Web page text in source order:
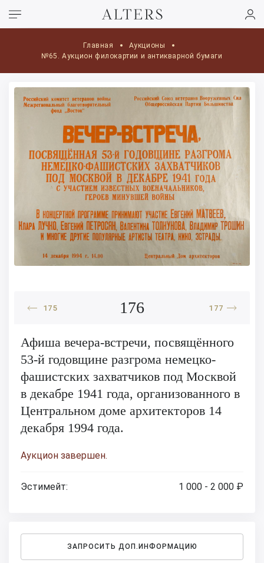
Главная
Аукционы
№65. Аукцион филокартии и антикварной бумаги
175 176 177
Афиша вечера-встречи, посвящённого
53-й годовщине разгрома немецко-
фашистских захватчиков под Москвой
в декабре 1941 года, организованного в
Центральном доме архитекторов 14
декабря 1994 года.
Аукцион завершен.
Эстимейт: 1 000 - 2 000 ₽
ЗАПРОСИТЬ ДОП.ИНФОРМАЦИЮ